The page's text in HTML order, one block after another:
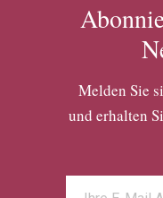
Melden Sie
und erhalten